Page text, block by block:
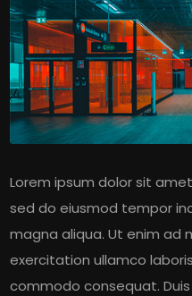
Lorem ipsum dolor sit
sed do eiusmod tempor
magna aliqua. Ut enim ad
exercitation ullamco
commodo consequat.